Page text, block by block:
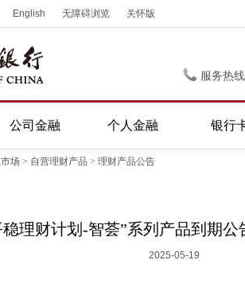
English 无障碍浏览 关怀版
服务热
公司金融 个人金融 银行
场 > 自营理财产品 > 理财产品公告
稳理财计划-智荟”系列产品到期公
2025-05-19